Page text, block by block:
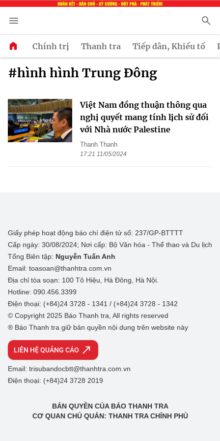
Chính trị Thanh tra Tiếp dân, Khiếu tố
#hình hình Trung Đông
Việt Nam đồng thuận thông qua
nghị quyết mang tính lịch sử đối
với Nhà nước Palestine
Thanh Thanh
17:21 11/05/2024
Giấy phép hoạt động báo chí điện tử số: 237/GP-BTTTT
Cấp ngày: 30/08/2024; Nơi cấp: Bộ Văn hóa - Thể thao và Du lịch
Tổng Biên tập: Nguyễn Tuấn Anh
Email: toasoan@thanhtra.com.vn
Địa chỉ tòa soạn: 100 Tô Hiệu, Hà Đông, Hà Nội.
Hotline: 090.456.3399
Điện thoại: (+84)24 3728 - 1341 / (+84)24 3728 - 1342
© Copyright 2025 Báo Thanh tra, All rights reserved
® Báo Thanh tra giữ bản quyền nội dung trên website này
LIÊN HỆ QUẢNG CÁO
Email: trisubandocbtt@thanhtra.com.vn
Điện thoại: (+84)24 3728 2019
BẢN QUYỀN CỦA BÁO THANH TRA
CƠ QUAN CHỦ QUẢN: THANH TRA CHÍNH PHỦ